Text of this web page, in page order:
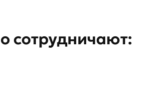
сотрудничают: